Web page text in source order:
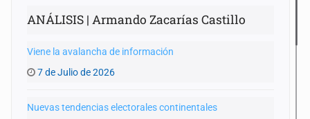
ANÁLISIS | Armando Zacarías Castillo
Viene la avalancha de información
7 de Julio de 2026
Nuevas tendencias electorales continentales